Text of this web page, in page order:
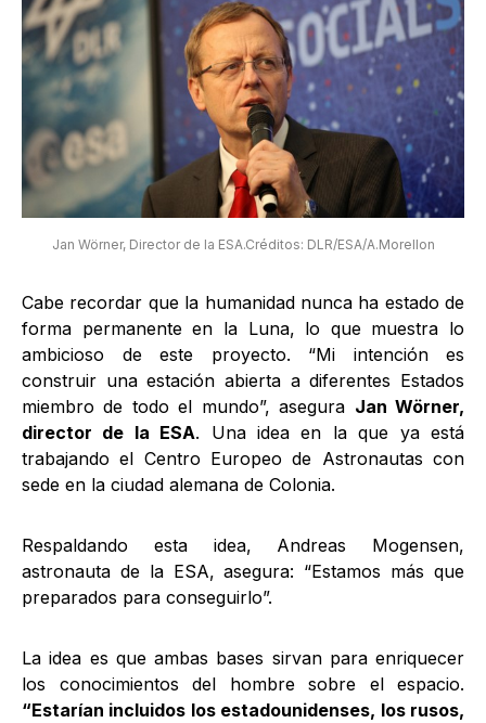
Jan Wörner, Director de la ESA.Créditos: DLR/ESA/A.Morellon
Cabe recordar que la humanidad nunca ha estado de
forma permanente en la Luna, lo que muestra lo
ambicioso de este proyecto. “Mi intención es
construir una estación abierta a diferentes Estados
miembro de todo el mundo”, asegura Jan Wörner,
director de la ESA. Una idea en la que ya está
trabajando el Centro Europeo de Astronautas con
sede en la ciudad alemana de Colonia.
Respaldando esta idea, Andreas Mogensen,
astronauta de la ESA, asegura: “Estamos más que
preparados para conseguirlo”.
La idea es que ambas bases sirvan para enriquecer
los conocimientos del hombre sobre el espacio.
“Estarían incluidos los estadounidenses, los rusos,